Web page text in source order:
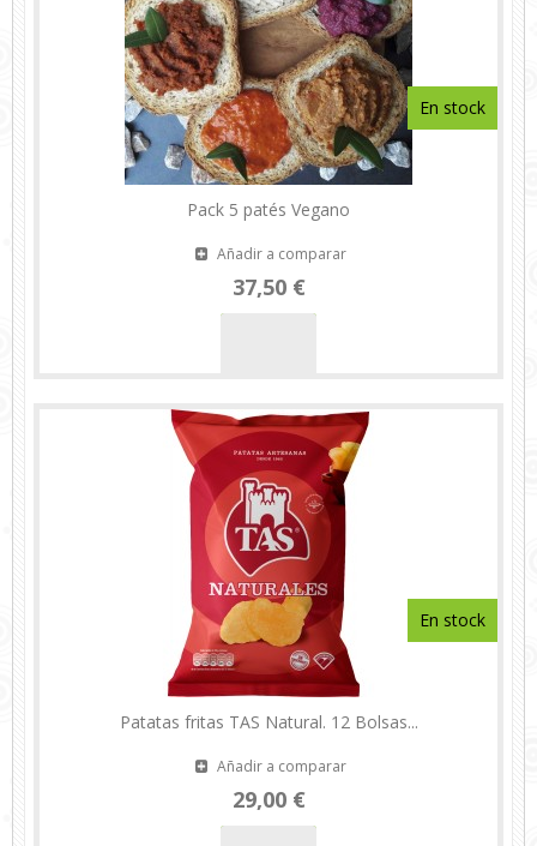
Pack 5 patés Vegano
Añadir a comparar
37,50 €
En stock
Patatas fritas TAS Natural. 12 Bolsas...
Añadir a comparar
29,00 €
En stock